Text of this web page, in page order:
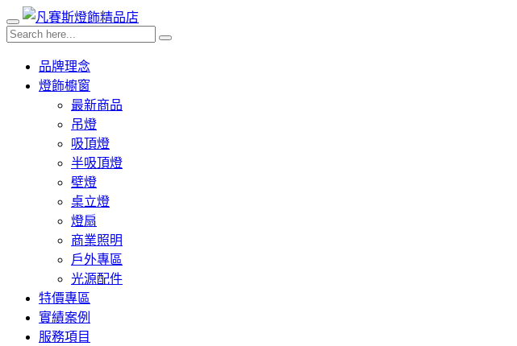
品牌理念
燈飾櫥窗
最新商品
吊燈
吸頂燈
半吸頂燈
壁燈
桌立燈
燈扇
商業照明
戶外專區
光源配件
特價專區
實績案例
服務項目